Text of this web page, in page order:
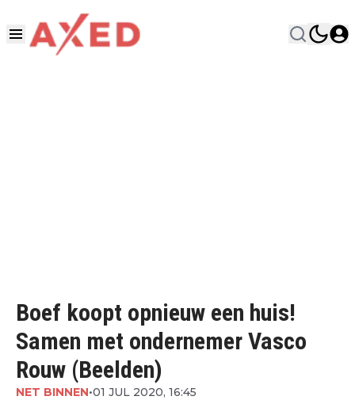
Boef koopt opnieuw een huis!
Samen met ondernemer Vasco
Rouw (Beelden)
NET BINNEN•01 JUL 2020, 16:45